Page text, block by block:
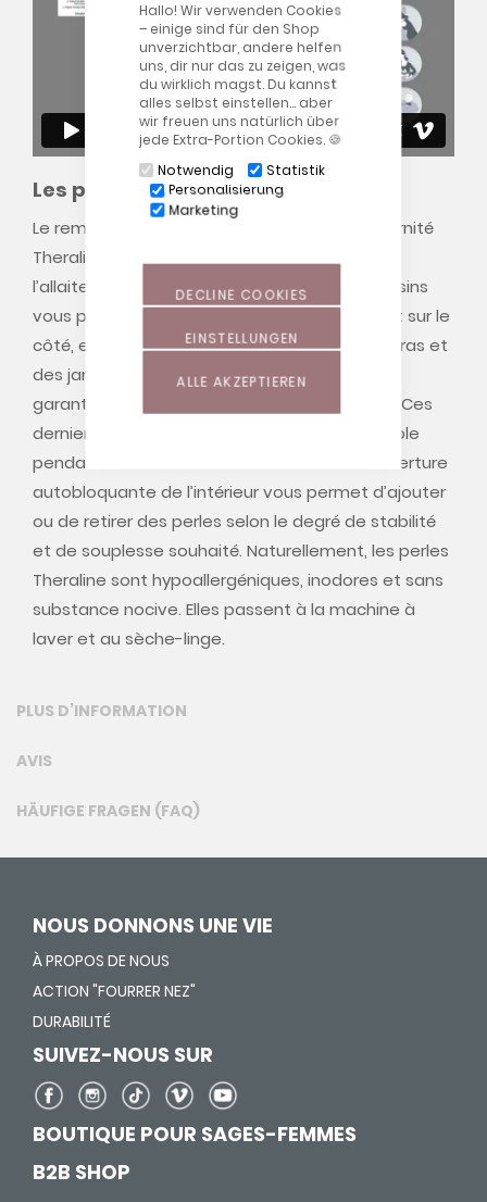
Hallo! Wir verwenden Cookies
– einige sind für den Shop
unverzichtbar, andere helfen
uns, dir nur das zu zeigen, was
du wirklich magst. Du kannst
alles selbst einstellen… aber
wir freuen uns natürlich über
jede Extra-Portion Cookies. 🍪
Notwendig
Statistik
Personalisierung
Marketing
ALLE AKZEPTIEREN
EINSTELLUNGEN
DECLINE COOKIES
Les perles de la gamme Theraline
Le remplissage unique des coussins de maternité
Theraline assure une relaxation totale lors de
l’allaitement. Pendant la grossesse, nos coussins
vous permettent de dormir confortablement sur le
côté, en assurant la stabilité du ventre, des bras et
des jambes. La quantité optimale de perles
garantit souplesse et flexibilité des coussins. Ces
derniers offrent par ailleurs un soutien agréable
pendant le sommeil et l’allaitement. Une ouverture
autobloquante de l’intérieur vous permet d’ajouter
ou de retirer des perles selon le degré de stabilité
et de souplesse souhaité. Naturellement, les perles
Theraline sont hypoallergéniques, inodores et sans
substance nocive. Elles passent à la machine à
laver et au sèche-linge.
PLUS D’INFORMATION
AVIS
HÄUFIGE FRAGEN (FAQ)
NOUS DONNONS UNE VIE
À PROPOS DE NOUS
ACTION "FOURRER NEZ"
DURABILITÉ
SUIVEZ-NOUS SUR
BOUTIQUE POUR SAGES-FEMMES
B2B SHOP